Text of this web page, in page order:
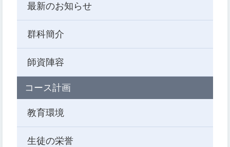
最新のお知らせ
群科簡介
師資陣容
コース計画
教育環境
生徒の栄誉